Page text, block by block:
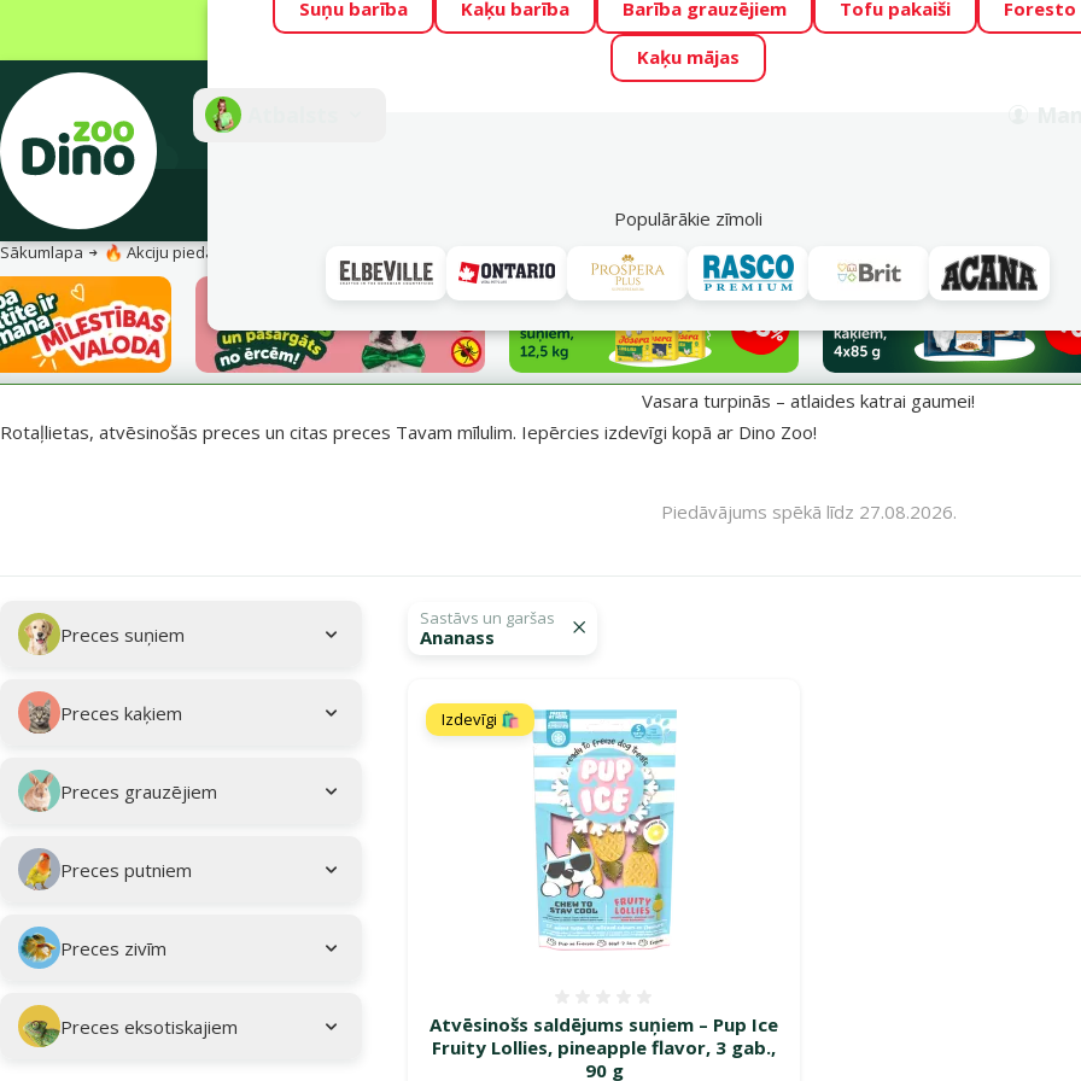
Visu mēnesi Dino Zoo piedāvā lieliskas cenas mīluļu TOP barībām! 🍖 →
Fotokonkurss “GADA ŪSAIŅI”! Varbūt tieši Tavs mīlulis būs 2027. gada
Suņu barība Kaķu barība Barība grauzējiem Tofu pakaiši
Foresto
Kaķu mājas
Populārākie zīmoli
Akciju piedāvājumi
Sākumlapa 🔥 Akciju piedāvājumi
Vasara turpinās – atlaides katrai gaumei!
Rotaļlietas, atvēsinošās preces un citas preces Tavam mīlulim. Iepērcies izdevīgi kopā ar Dino Zoo!
Piedāvājums spēkā līdz 27.08.2026.
Apakškategorija
Preces suņiem
Preces kaķiem
Preces grauzējiem
Preces putniem
Preces zivīm
Preces eksotiskajiem
Atlasītie filtri
Sastāvs un garšas
Ananass
Atvēsinošs saldējums suņiem – Pup Ice
Fruity Lollies, pineapple flavor, 3 gab.,
90 g
Izdevīgi 🛍️